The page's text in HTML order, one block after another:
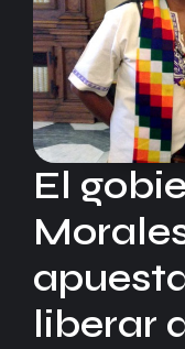
El
liberar